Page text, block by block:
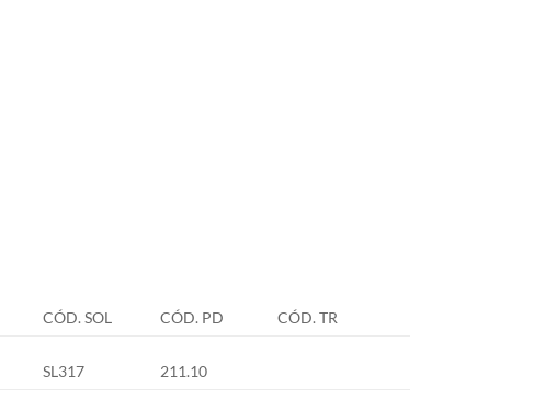
CÓD. SOL CÓD. PD CÓD. TR
SL317 211.10